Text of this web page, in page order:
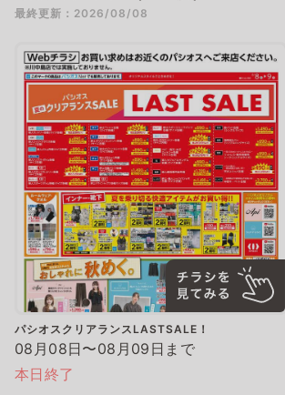
最終更新：2026/08/08
パシオスクリアランスLASTSALE！
08月08日〜08月09日まで
本日終了